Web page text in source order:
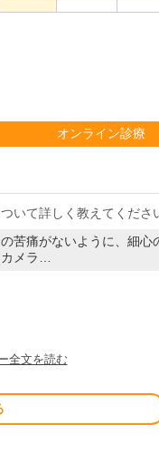
オンライン診療
いて詳しく教えてくださ
苦痛がないように、細心
カメラ…
全文を読む